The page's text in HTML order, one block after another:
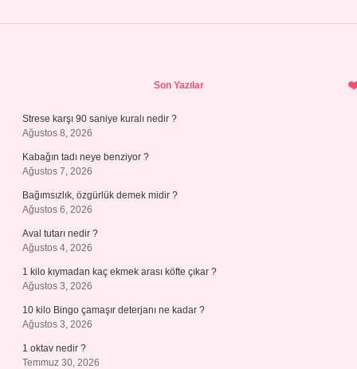
Son Yazılar
Strese karşı 90 saniye kuralı nedir ?
Ağustos 8, 2026
Kabağın tadı neye benziyor ?
Ağustos 7, 2026
Bağımsızlık, özgürlük demek midir ?
Ağustos 6, 2026
Aval tutarı nedir ?
Ağustos 4, 2026
1 kilo kıymadan kaç ekmek arası köfte çıkar ?
Ağustos 3, 2026
10 kilo Bingo çamaşır deterjanı ne kadar ?
Ağustos 3, 2026
1 oktav nedir ?
Temmuz 30, 2026